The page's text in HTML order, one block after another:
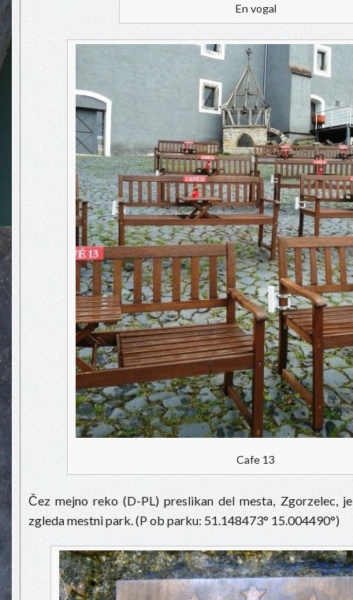
En vogal
Cafe 13
Čez mejno reko (D-PL) preslikan del mesta, Zgorzelec,
zgleda mestni park. (P ob parku: 51.148473° 15.004490°)